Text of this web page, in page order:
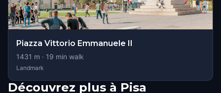
Piazza Vittorio Emmanuele II
1431 m · 19 min walk
Landmark
Découvrez plus à Pisa